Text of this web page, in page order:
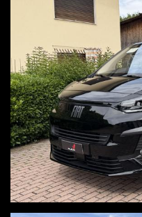
SOTTOSCRIZIONE DI UN
Per ulteriori informazioni,
Condizioni chiare, certe e
Permutiamo o rottamiamo il
Consegna a domicilio in tutta
economico
Visita il nostro sito
Decliniamo ogni
inseriti nell'annuncio, i quali
contrattuale
PER INFO UGO 3664236556